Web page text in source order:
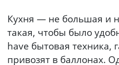
Кухня — не большая и
такая, чтобы было
have бытовая техника,
привозят в баллонах.